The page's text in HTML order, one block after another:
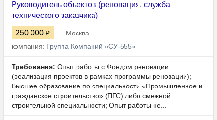
Руководитель объектов (реновация, служба
технического заказчика)
250 000
Москва
компания: Группа Компаний «СУ-555»
Требования: Опыт работы с Фондом реновации
(реализация проектов в рамках программы реновации);
Высшее образование по специальности «Промышленное и
гражданское строительство» (ПГС) либо смежной
строительной специальности; Опыт работы не...